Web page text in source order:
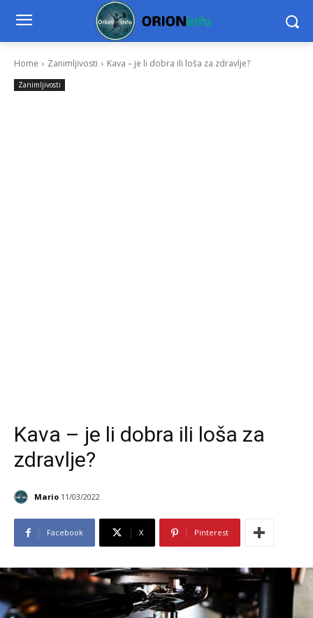
Home Zanimljivosti Kava – je li dobra ili loša za zdravlje?
Zanimljivosti
Kava – je li dobra ili loša za
zdravlje?
Mario 11/03/2022
Facebook X Pinterest